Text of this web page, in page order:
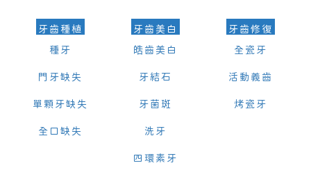
牙齒種植
種牙
門牙缺失
單顆牙缺失
全口缺失
牙齒美白
皓齒美白
牙結石
牙菌斑
洗牙
四環素牙
牙齒修復
全瓷牙
活動義齒
烤瓷牙